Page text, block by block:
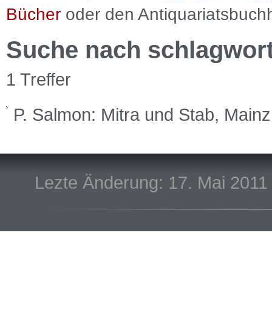
Bücher oder den
Suche nach
1 Treffer
P. Salmon: Mitra und Stab,
Lezte Änderung: 17. Mai